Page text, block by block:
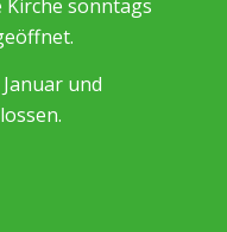
sonntags
und